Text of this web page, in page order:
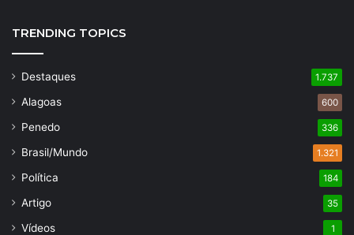
TRENDING TOPICS
Destaques 1.737
Alagoas 600
Penedo 336
Brasil/Mundo 1.321
Política 184
Artigo 35
Vídeos 1